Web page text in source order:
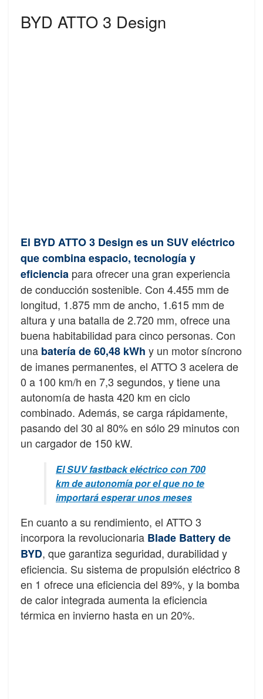
BYD ATTO 3 Design
El BYD ATTO 3 Design es un SUV eléctrico
que combina espacio, tecnología y
eficiencia para ofrecer una gran experiencia
de conducción sostenible. Con 4.455 mm de
longitud, 1.875 mm de ancho, 1.615 mm de
altura y una batalla de 2.720 mm, ofrece una
buena habitabilidad para cinco personas. Con
una batería de 60,48 kWh y un motor síncrono
de imanes permanentes, el ATTO 3 acelera de
0 a 100 km/h en 7,3 segundos, y tiene una
autonomía de hasta 420 km en ciclo
combinado. Además, se carga rápidamente,
pasando del 30 al 80% en sólo 29 minutos con
un cargador de 150 kW.
El SUV fastback eléctrico con 700
km de autonomía por el que no te
importará esperar unos meses
En cuanto a su rendimiento, el ATTO 3
incorpora la revolucionaria Blade Battery de
BYD, que garantiza seguridad, durabilidad y
eficiencia. Su sistema de propulsión eléctrico 8
en 1 ofrece una eficiencia del 89%, y la bomba
de calor integrada aumenta la eficiencia
térmica en invierno hasta en un 20%.